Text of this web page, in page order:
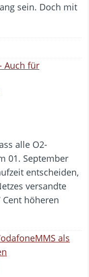
sein. Doch mit
alle O2-
01. September
entscheiden,
versandte
Cent höheren